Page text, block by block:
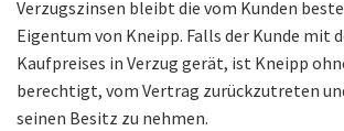
Verzugszinsen bleibt die vom Kunden
Eigentum von Kneipp. Falls der Kunde mit
Kaufpreises in Verzug gerät, ist Kneipp
berechtigt, vom Vertrag zurückzutreten
seinen Besitz zu nehmen.